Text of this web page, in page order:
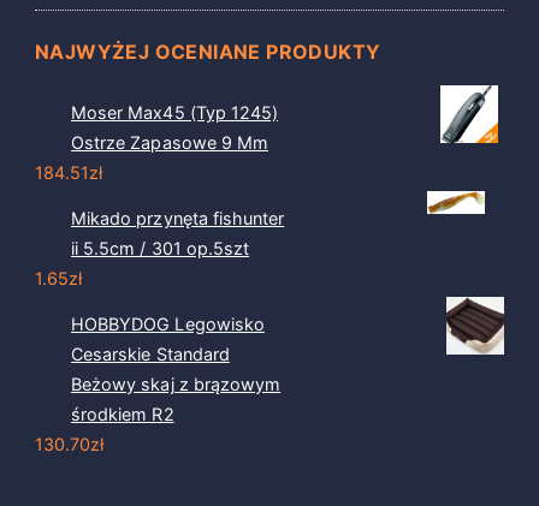
NAJWYŻEJ OCENIANE PRODUKTY
Moser Max45 (Typ 1245)
Ostrze Zapasowe 9 Mm
184.51zł
Mikado przynęta fishunter
ii 5.5cm / 301 op.5szt
1.65zł
HOBBYDOG Legowisko
Cesarskie Standard
Beżowy skaj z brązowym
środkiem R2
130.70zł